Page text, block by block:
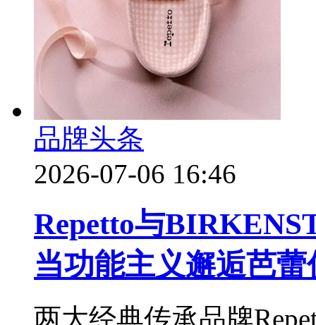
品牌头条
2026-07-06 16:46
Repetto与
当功能主义邂逅芭蕾
两大经典传承品牌